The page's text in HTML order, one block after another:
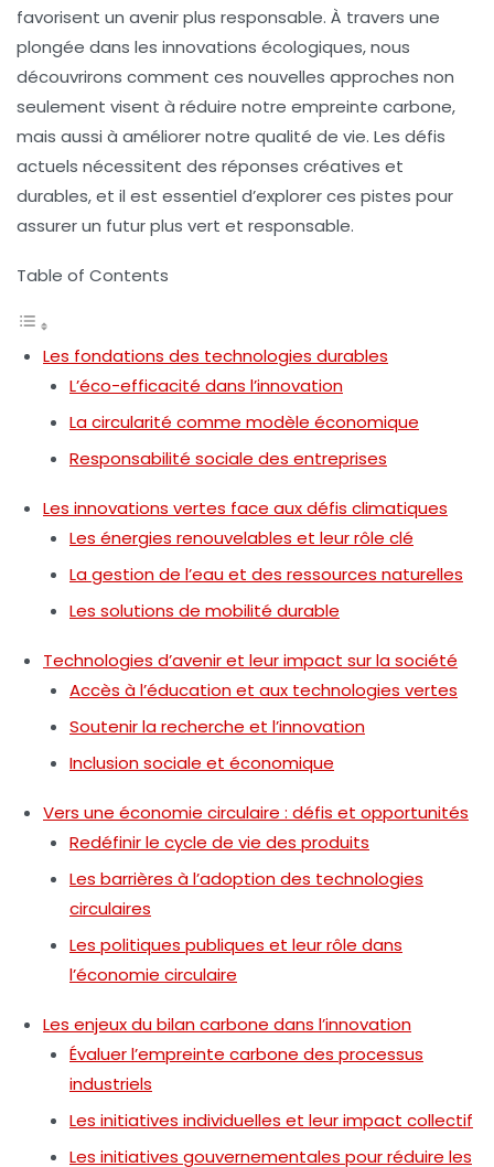
favorisent un avenir plus responsable. À travers une
plongée dans les innovations écologiques, nous
découvrirons comment ces nouvelles approches non
seulement visent à réduire notre empreinte carbone,
mais aussi à améliorer notre qualité de vie. Les défis
actuels nécessitent des réponses créatives et
durables, et il est essentiel d’explorer ces pistes pour
assurer un futur plus vert et responsable.
Table of Contents
Les fondations des technologies durables
L’éco-efficacité dans l’innovation
La circularité comme modèle économique
Responsabilité sociale des entreprises
Les innovations vertes face aux défis climatiques
Les énergies renouvelables et leur rôle clé
La gestion de l’eau et des ressources naturelles
Les solutions de mobilité durable
Technologies d’avenir et leur impact sur la société
Accès à l’éducation et aux technologies vertes
Soutenir la recherche et l’innovation
Inclusion sociale et économique
Vers une économie circulaire : défis et opportunités
Redéfinir le cycle de vie des produits
Les barrières à l’adoption des technologies
circulaires
Les politiques publiques et leur rôle dans
l’économie circulaire
Les enjeux du bilan carbone dans l’innovation
Évaluer l’empreinte carbone des processus
industriels
Les initiatives individuelles et leur impact collectif
Les initiatives gouvernementales pour réduire les